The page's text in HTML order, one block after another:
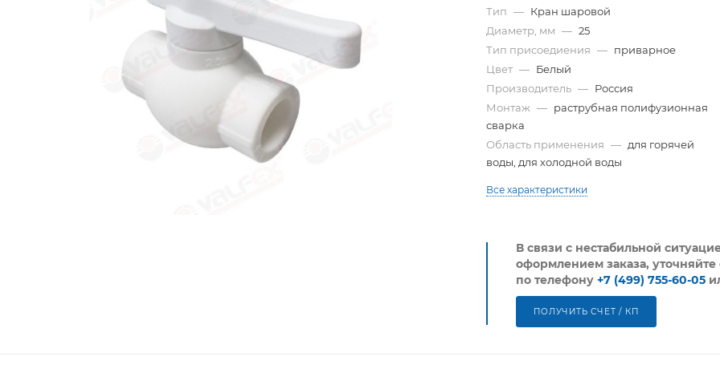
Тип — Кран шаровой
Диаметр, мм — 25
Тип присоедиения — приварное
Цвет — Белый
Производитель — Россия
Монтаж — раструбная полифузионная
сварка
Область применения — для горячей
воды, для холодной воды
Все характеристики
В связи с нестабильной
оформлением заказа, уточняйте
по телефону+7 (499) 755-60-05
ПОЛУЧИТЬ СЧЕТ / КП